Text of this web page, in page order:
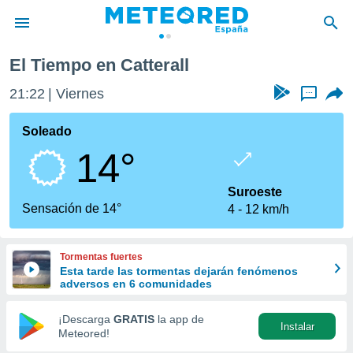
de
por
que se
calidad.
a este
las
y
forma
digital
basada
El Tiempo en Catterall
21:22 Viernes ...
Soleado
14°
Sensación de 14°
Suroeste
4
12 km/h
Tormentas fuertes
Esta tarde las tormentas dejarán fenómenos
adversos en 6 comunidades
¡Descarga GRATIS la app de
Meteored!
Instalar